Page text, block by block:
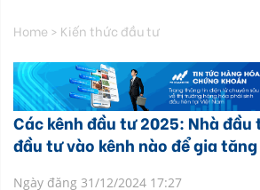
Home > Kiến thức đầu tư
Các kênh đầu tư 2025: Nhà đầu
đầu tư vào kênh nào để gia
Ngày đăng 31/12/2024 17:27